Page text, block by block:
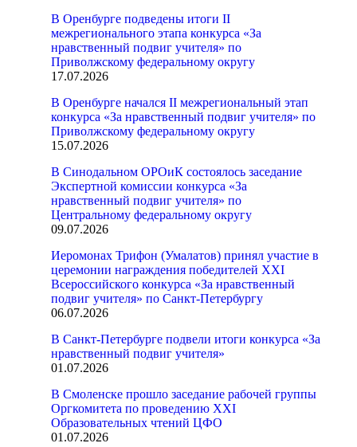
В Оренбурге подведены итоги II
межрегионального этапа конкурса «За
нравственный подвиг учителя» по
Приволжскому федеральному округу
17.07.2026
В Оренбурге начался II межрегиональный этап
конкурса «За нравственный подвиг учителя» по
Приволжскому федеральному округу
15.07.2026
В Синодальном ОРОиК состоялось заседание
Экспертной комиссии конкурса «За
нравственный подвиг учителя» по
Центральному федеральному округу
09.07.2026
Иеромонах Трифон (Умалатов) принял участие в
церемонии награждения победителей XXI
Всероссийского конкурса «За нравственный
подвиг учителя» по Санкт-Петербургу
06.07.2026
В Санкт-Петербурге подвели итоги конкурса «За
нравственный подвиг учителя»
01.07.2026
В Смоленске прошло заседание рабочей группы
Оргкомитета по проведению XXI
Образовательных чтений ЦФО
01.07.2026